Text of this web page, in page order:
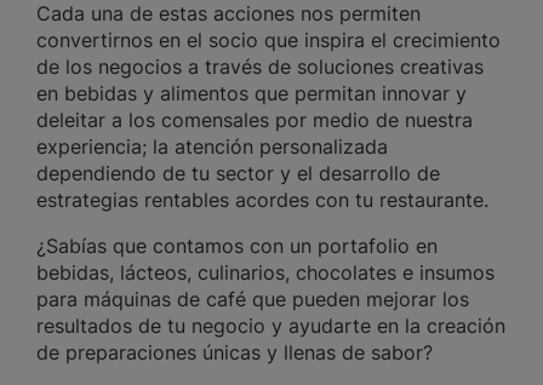
Cada una de estas acciones nos permiten
convertirnos en el socio que inspira el crecimiento
de los negocios a través de soluciones creativas
en bebidas y alimentos que permitan innovar y
deleitar a los comensales por medio de nuestra
experiencia; la atención personalizada
dependiendo de tu sector y el desarrollo de
estrategias rentables acordes con tu restaurante.
¿Sabías que contamos con un portafolio en
bebidas, lácteos, culinarios, chocolates e insumos
para máquinas de café que pueden mejorar los
resultados de tu negocio y ayudarte en la creación
de preparaciones únicas y llenas de sabor?